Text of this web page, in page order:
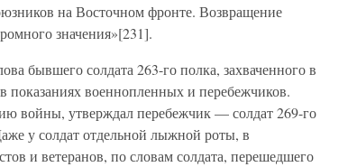
на Восточном фронте. Возвращение
значения»[231].
бывшего солдата 263-го полка, захваченного в
показаниях военнопленных и перебежчиков.
войны, утверждал перебежчик — солдат 269-го
у солдат отдельной лыжной роты, в
и ветеранов, по словам солдата, перешедшего